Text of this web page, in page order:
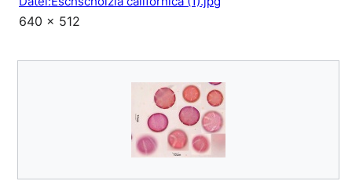
640 × 512